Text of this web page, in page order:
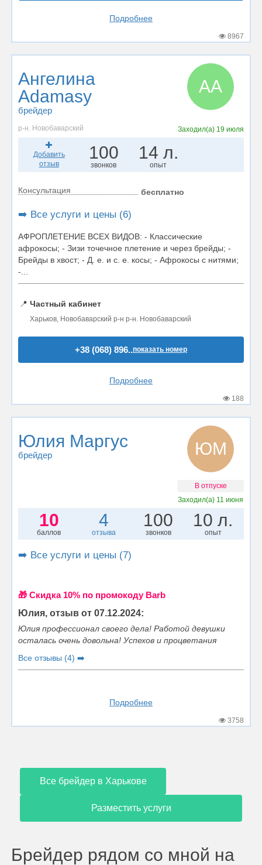
Подробнее
8967
Ангелина
Adamasy
брейдер
АA
р-н. Новобаварский Заходил(а) 19 июля
Добавить
отзыв
100
звонков
14 л.
опыт
Консультация бесплатно
➡️ Все услуги и цены (6)
АФРОПЛЕТЕНИЕ ВСЕХ ВИДОВ: - Классические
афрокосы; - Зизи точечное плетение и через брейды; -
Брейды в хвост; - Д. е. и с. е. косы; - Афрокосы с нитями;
-...
📍 Частный кабинет
Харьков, Новобаварский р-н р-н. Новобаварский
+38 (068) 896..показать номер
Подробнее
188
Юлия Маргус
брейдер ЮМ
В отпуске
Заходил(а) 11 июня
10
баллов
4
отзыва
100
звонков
10 л.
опыт
➡️ Все услуги и цены (7)
🎁 Cкидка 10% по промокоду Barb
Юлия, отзыв от 07.12.2024:
Юлия профессионал своего дела! Работой девушки
осталась очень довольна! Успехов и процветания
Все отзывы (4) ➡️
Подробнее
3758
Все брейдер в Харькове
Разместить услуги
Брейдер рядом со мной на